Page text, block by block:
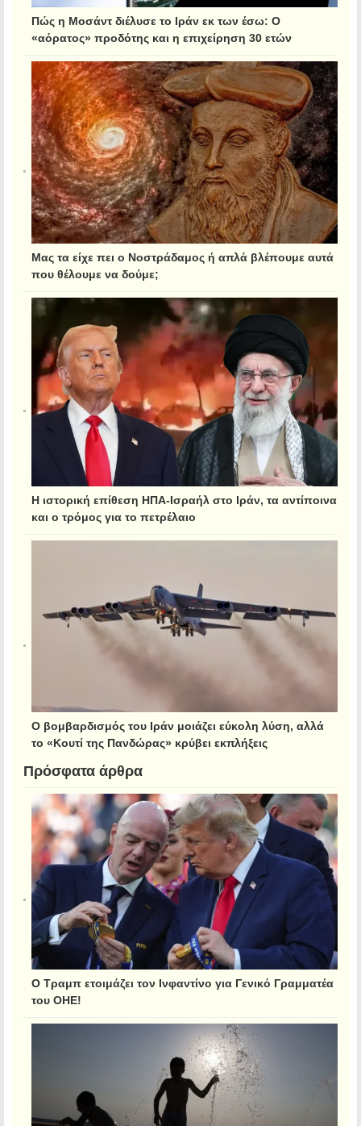
Πώς η Μοσάντ διέλυσε το Ιράν εκ των έσω: Ο
«αόρατος» προδότης και η επιχείρηση 30 ετών
Μας τα είχε πει ο Νοστράδαμος ή απλά βλέπουμε αυτά
που θέλουμε να δούμε;
Η ιστορική επίθεση ΗΠΑ-Ισραήλ στο Ιράν, τα αντίποινα
και ο τρόμος για το πετρέλαιο
Ο βομβαρδισμός του Ιράν μοιάζει εύκολη λύση, αλλά
το «Κουτί της Πανδώρας» κρύβει εκπλήξεις
Πρόσφατα άρθρα
Ο Τραμπ ετοιμάζει τον Ινφαντίνο για Γενικό Γραμματέα
του ΟΗΕ!